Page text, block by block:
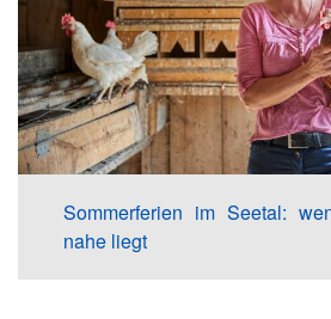
Sommerferien im Seetal:
nahe liegt